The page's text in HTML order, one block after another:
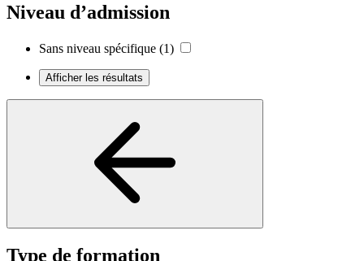
Niveau d’admission
Sans niveau spécifique (1)
Afficher les résultats
Type de formation